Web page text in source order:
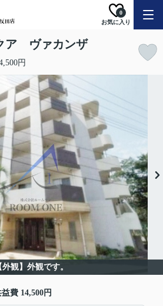
お気に入り
0
ア ヴァカンザ
円
外観】外観です。
費 14,500円